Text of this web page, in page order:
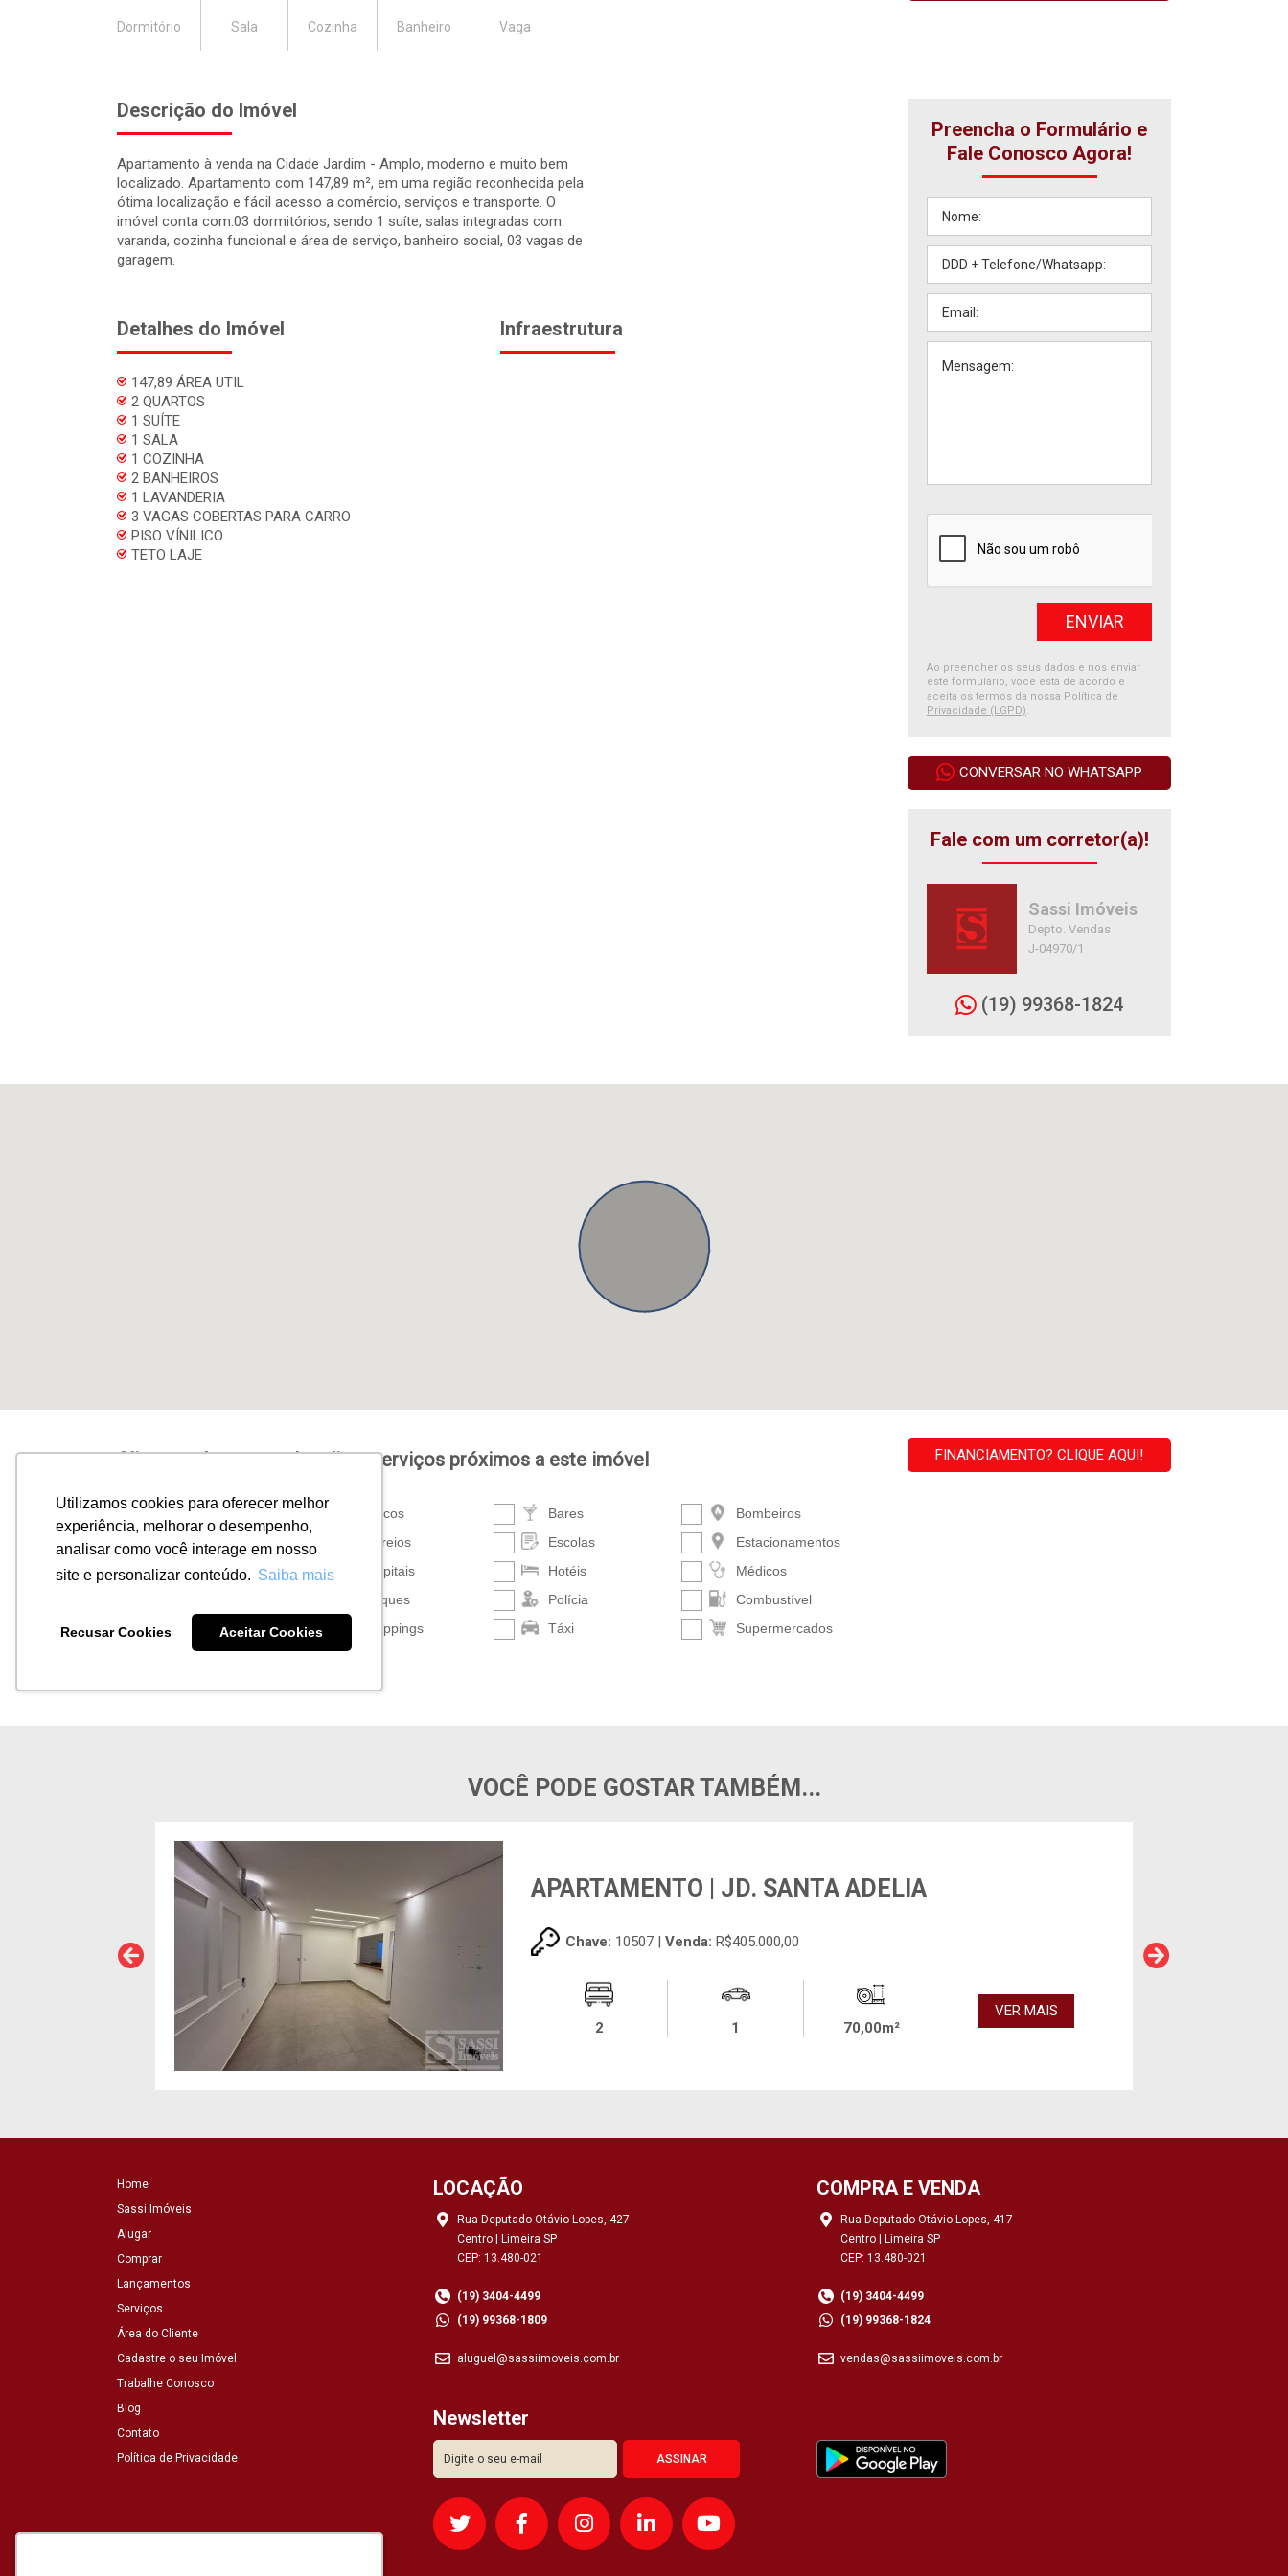
Dormitório Sala Cozinha Banheiro Vaga
Descrição do Imóvel
Apartamento à venda na Cidade Jardim - Amplo, moderno e muito bem
localizado. Apartamento com 147,89 m², em uma região reconhecida pela
ótima localização e fácil acesso a comércio, serviços e transporte. O
imóvel conta com:03 dormitórios, sendo 1 suíte, salas integradas com
varanda, cozinha funcional e área de serviço, banheiro social, 03 vagas de
garagem.
Detalhes do Imóvel
147,89 ÁREA UTIL
2 QUARTOS
1 SUÍTE
1 SALA
1 COZINHA
2 BANHEIROS
1 LAVANDERIA
3 VAGAS COBERTAS PARA CARRO
PISO VÍNILICO
TETO LAJE
Infraestrutura
Preencha o Formulário e
Fale Conosco Agora!
Ao preencher os seus dados e nos enviar
este formulário, você está de acordo e
aceita os termos da nossa Política de
Privacidade (LGPD).
CONVERSAR NO WHATSAPP
Fale com um corretor(a)!
Sassi Imóveis
Depto. Vendas
J-04970/1
(19) 99368-1824
VOCÊ PODE GOSTAR TAMBÉM...
APARTAMENTO | JD. SANTA ADELIA
Chave: 10507 |Venda: R$405.000,00
2 1 70,00m²
VER MAIS
Home
Sassi Imóveis
Alugar
Comprar
Lançamentos
Serviços
Área do Cliente
Cadastre o seu Imóvel
Trabalhe Conosco
Blog
Contato
Política de Privacidade
LOCAÇÃO
Rua Deputado Otávio Lopes, 427
Centro | Limeira SP
CEP: 13.480-021
(19) 3404-4499
(19) 99368-1809
aluguel@sassiimoveis.com.br
COMPRA E VENDA
Rua Deputado Otávio Lopes, 417
Centro | Limeira SP
CEP: 13.480-021
(19) 3404-4499
(19) 99368-1824
vendas@sassiimoveis.com.br
Newsletter